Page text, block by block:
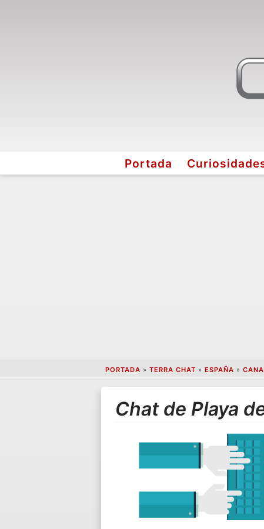
Portada
PORTADA » TERRA CHAT » ESPAÑA »
Chat de Playa